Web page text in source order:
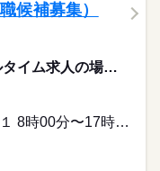
候補募集）
221,500円〜351,500円 ※フルタイム求人の場合は月額（換算額）、パート求人の場合は時間額を表示しています。
交替制（シフト制） 就業時間１ 8時00分〜17時00分 就業時間２ 23時00分〜8時00分 就業時間に関する特記事項 （１）（２）交替制